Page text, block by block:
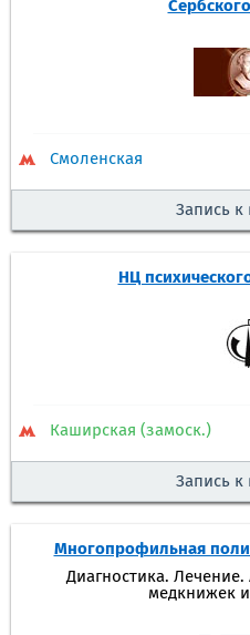
Смоленская
Запись к
НЦ
Каширская (замоск.)
Запись к
Многопрофильная
Диагностика.
медкнижек